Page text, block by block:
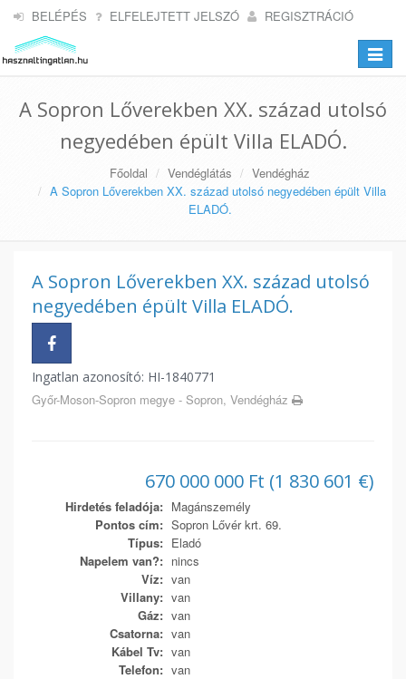
BELÉPÉS ELFELEJTETT JELSZÓ REGISZTRÁCIÓ
Toggle
A Sopron Lőverekben XX. század utolsó
negyedében épült Villa ELADÓ.
Főoldal Vendéglátás
Vendégház
A Sopron Lőverekben XX. század utolsó negyedében épült Villa
ELADÓ.
A Sopron Lőverekben XX. század utolsó
negyedében épült Villa ELADÓ.
Ingatlan azonosító: HI-1840771
Győr-Moson-Sopron megye - Sopron, Vendégház
670 000 000 Ft (1 830 601 €)
Hirdetés feladója: Magánszemély
Pontos cím: Sopron Lővér krt. 69.
Típus: Eladó
Napelem van?: nincs
Víz: van
Villany: van
Gáz: van
Csatorna: van
Kábel Tv: van
Telefon: van